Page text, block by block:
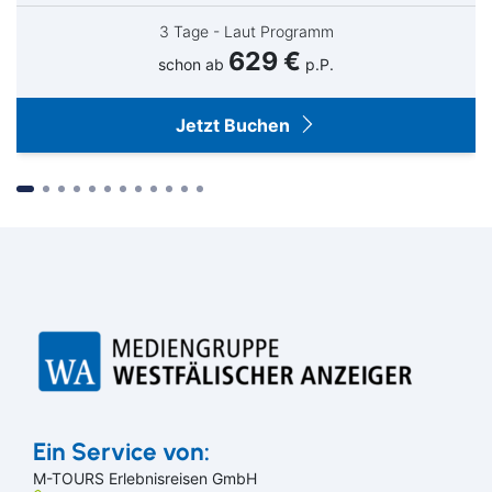
Suchen & Buchen
3 Tage - Laut Programm
schon ab 629 € p.P.
Jetzt Buchen
Ein Service von:
M-TOURS Erlebnisreisen GmbH